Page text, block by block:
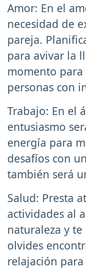
Amor: En el
necesidad de
pareja.
para avivar la
momento
personas con
Trabajo: En el
entusiasmo
energía para
desafíos con
también será
Salud: Presta
actividades al
naturaleza y
olvides
relajación